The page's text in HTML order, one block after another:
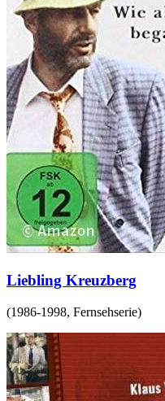
Liebling Kreuzberg
(1986-1998, Fernsehserie)